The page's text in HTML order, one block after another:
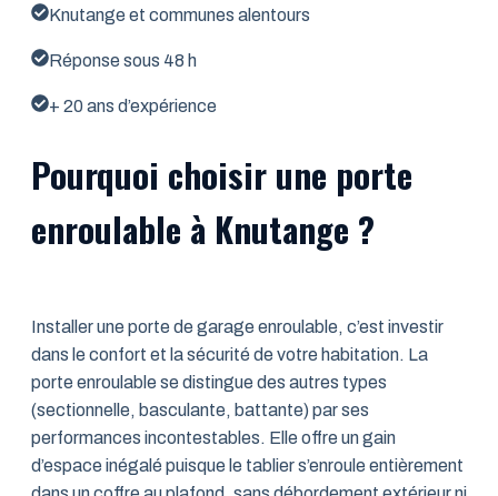
Knutange et communes alentours
Réponse sous 48 h
+ 20 ans d’expérience
Pourquoi choisir une porte
enroulable à Knutange ?
Installer une porte de garage enroulable, c’est investir
dans le confort et la sécurité de votre habitation. La
porte enroulable se distingue des autres types
(sectionnelle, basculante, battante) par ses
performances incontestables. Elle offre un gain
d’espace inégalé puisque le tablier s’enroule entièrement